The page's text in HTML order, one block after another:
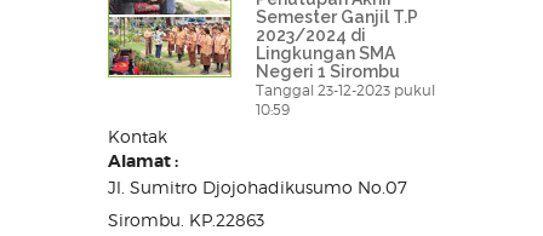
Semester Ganjil T.P
2023/2024 di
Lingkungan SMA
Negeri 1 Sirombu
Tanggal 23-12-2023 pukul
10:59
Kontak
Alamat :
Jl. Sumitro Djojohadikusumo No.07
Sirombu. KP.22863